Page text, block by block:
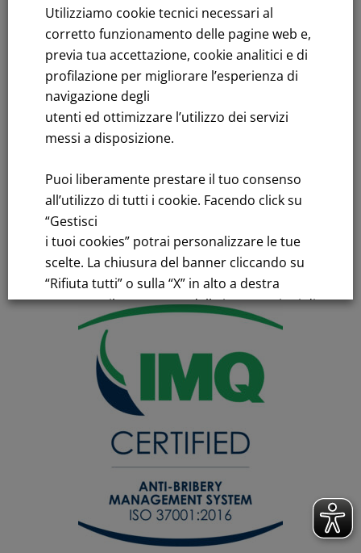
Sustainability: Sustainability report
Title performance: On the stock Exchange
Tenders: All Tenders
FNM S.p.A.
fnm@legalmail.it
Share capital € 230,000,000.00 fully paid up
Register of Companies
C.F.and VAT number 00776140154
C.C.I.AA. Milano – REA 28331
Utilizziamo cookie tecnici necessari al
corretto funzionamento delle pagine web e,
previa tua accettazione, cookie analitici e di
profilazione per migliorare l’esperienza di
navigazione degli
utenti ed ottimizzare l’utilizzo dei servizi
messi a disposizione.
Puoi liberamente prestare il tuo consenso
all’utilizzo di tutti i cookie. Facendo click su
“Gestisci
i tuoi cookies” potrai personalizzare le tue
scelte. La chiusura del banner cliccando su
“Rifiuta tutti” o sulla “X” in alto a destra
comporta il permanere delle impostazioni di
default e la continuazione della navigazione
in assenza di cookie o altri strumenti di
tracciamento diversi da quelli tecnici.
Per maggiori informazioni consulta la
Informativa sui dati personali e cookie
RIFIUTA TUTTI